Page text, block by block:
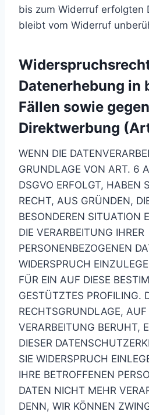
bis zum Widerruf erfolgten
bleibt vom Widerruf
Datenerhebung in
Fällen sowie gegen
Direktwerbung
WENN DIE
GRUNDLAGE VON ART. 6
DSGVO ERFOLGT, HABEN
RECHT, AUS GRÜNDEN,
BESONDEREN SITUATION
DIE VERARBEITUNG IHRER
PERSONENBEZOGENEN
WIDERSPRUCH
FÜR EIN AUF DIESE
GESTÜTZTES PROFILING.
RECHTSGRUNDLAGE, AUF
VERARBEITUNG BERUHT,
DIESER
SIE WIDERSPRUCH
IHRE BETROFFENEN
DATEN NICHT MEHR
DENN, WIR KÖNNEN